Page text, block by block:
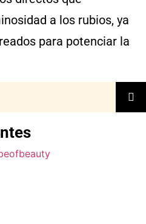
a los rubios, ya
para potenciar la